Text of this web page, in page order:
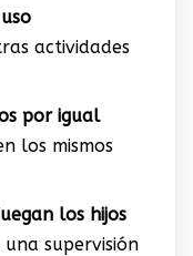
actividades
por igual
los mismos
los hijos
supervisión